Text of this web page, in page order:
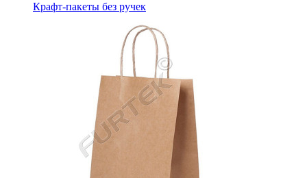
Крафт-пакеты без ручек